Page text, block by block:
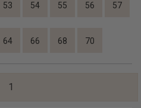
53 54 55 56 57
64 66 68 70